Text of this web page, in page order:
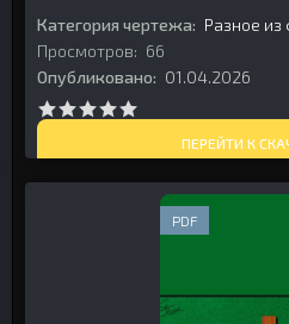
Категория чертежа: Разное
Просмотров: 66
Опубликовано: 01.04.2026
ПЕРЕЙТИ К
PDF